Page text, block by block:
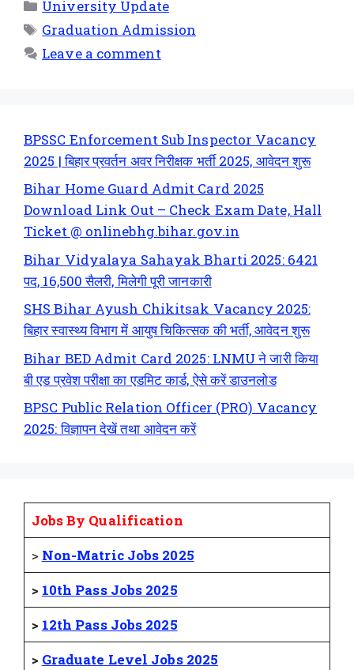
University Update
Graduation Admission
Leave a comment
BPSSC Enforcement Sub Inspector Vacancy
2025 | बिहार प्रवर्तन अवर निरीक्षक भर्ती 2025, आवेदन शुरू
Bihar Home Guard Admit Card 2025
Download Link Out – Check Exam Date, Hall
Ticket @ onlinebhg.bihar.gov.in
Bihar Vidyalaya Sahayak Bharti 2025: 6421
पद, 16,500 सैलरी, मिलेगी पूरी जानकारी
SHS Bihar Ayush Chikitsak Vacancy 2025:
बिहार स्वास्थ्य विभाग में आयुष चिकित्सक की भर्ती, आवेदन शुरू
Bihar BED Admit Card 2025: LNMU ने जारी किया
बी एड प्रवेश परीक्षा का एडमिट कार्ड, ऐसे करें डाउनलोड
BPSC Public Relation Officer (PRO) Vacancy
2025: विज्ञापन देखें तथा आवेदन करें
Jobs By Qualification
> Non-Matric Jobs 2025
> 10th Pass Jobs 2025
> 12th Pass Jobs 2025
> Graduate Level Jobs 2025